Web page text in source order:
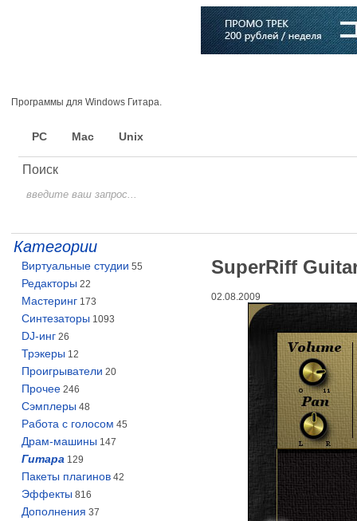
Программы для Windows Гитара.
PC Mac Unix
Поиск
Категории
Виртуальные студии 55
Редакторы 22
Мастеринг 173
Синтезаторы 1093
DJ-инг 26
Трэкеры 12
Проигрыватели 20
Прочее 246
Сэмплеры 48
Работа с голосом 45
Драм-машины 147
Гитара 129
Пакеты плагинов 42
Эффекты 816
Дополнения 37
SuperRiff
02.08.2009